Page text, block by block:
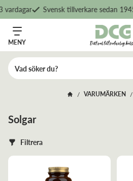
Svensk tillverkare sedan 1945
MENY
/ VARUMÄRKEN /
Solgar
Filtrera